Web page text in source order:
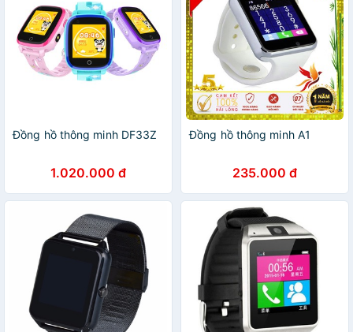
Đồng hồ thông minh DF33Z
1.020.000 đ
Đồng hồ thông minh A1
235.000 đ